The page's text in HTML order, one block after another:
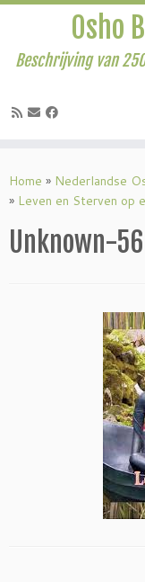
naar
inhoud
Osho
Beschrijving van
Home » Nederlandse
» Leven en Sterven op
Unknown-56